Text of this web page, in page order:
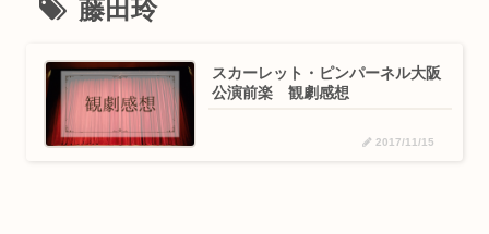
藤田玲
スカーレット・ピンパーネル大阪
公演前楽 観劇感想
2017/11/15